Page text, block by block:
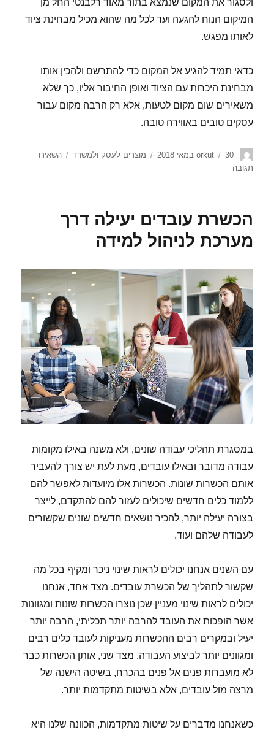
ולסגור את המקום שנמצא בתור מאוד רלבנטי החל מן
המיקום הנוח להגעה ועד לכל מה שהוא מכיל מבחינת ציוד
לאותו מפגש.
כדאי תמיד להגיע אל המקום כדי להתרשם ולהכין אותו
מבחינת היכרות עם הציוד ואופן החיבור אליו, כך שלא
משאירים שום מקום לטעות, אלא רק הרבה מקום עבור
עסקים טובים באווירה טובה.
orkut 30 במאי 2018 מוצרים לעסק ולמשרד
השאירו
תגובה
הכשרת עובדים יעילה דרך
מערכת לניהול למידה
במסגרת תהליכי עבודה שונים, ולא משנה באילו מקומות
עבודה מדובר ובאילו עובדים, מעת לעת יש צורך להעביר
אותם הכשרות שונות. הכשרות אלו מיועדות לאפשר להם
ללמוד כלים חדשים שיכולים לעזור להם להתקדם, לייצר
בצורה יעילה יותר, להכיר נושאים חדשים שונים שקשורים
לעבודה שלהם ועוד.
עם השנים אנחנו יכולים לראות שינוי ניכר ומקיף בכל מה
שקשור לתהליך של הכשרת עובדים. מצד אחד, אנחנו
יכולים לראות שינוי מעניין שכן נוצרו הכשרות שונות ומגוונות
אשר הופכות את העובד להרבה יותר תכליתי, הרבה יותר
יעיל ובמקרים רבים ההכשרות מעניקות לעובד כלים רבים
ומגוונים יותר לביצוע העבודה. מצד שני, אותן הכשרות כבר
לא מועברות פנים אל פנים בהכרח, בשיטה הישנה של
מרצה מול עובדים, אלא בשיטות מתקדמות יותר.
כשאנחנו מדברים על שיטות מתקדמות, הכוונה שלנו היא